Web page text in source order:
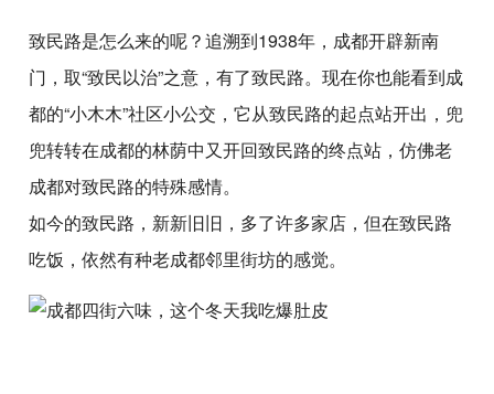
致民路是怎么来的呢？追溯到1938年，成都开辟新南
门，取“致民以治”之意，有了致民路。现在你也能看到成
都的“小木木”社区小公交，它从致民路的起点站开出，兜
兜转转在成都的林荫中又开回致民路的终点站，仿佛老
成都对致民路的特殊感情。
如今的致民路，新新旧旧，多了许多家店，但在致民路
吃饭，依然有种老成都邻里街坊的感觉。